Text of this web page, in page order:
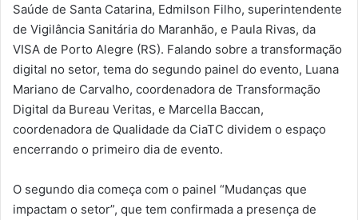
Saúde de Santa Catarina, Edmilson Filho, superintendente
de Vigilância Sanitária do Maranhão, e Paula Rivas, da
VISA de Porto Alegre (RS). Falando sobre a transformação
digital no setor, tema do segundo painel do evento, Luana
Mariano de Carvalho, coordenadora de Transformação
Digital da Bureau Veritas, e Marcella Baccan,
coordenadora de Qualidade da CiaTC dividem o espaço
encerrando o primeiro dia de evento.
O segundo dia começa com o painel “Mudanças que
impactam o setor”, que tem confirmada a presença de